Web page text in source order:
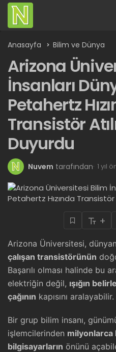
Anasayfa Bilim ve Dünya
Arizona
İnsanları
Petahertz
Transistör
Duyurdu
Nuvem tarafından 1 yıl
+
Arizona Üniversitesi,
çalışan transistörünün
Başarılı olması halinde bu
elektriğin değil, ışığın
çağının kapısını aralayabilir.
Bir grup bilim insanı,
işlemcilerinden milyonlarca
bilgisayarların önünü